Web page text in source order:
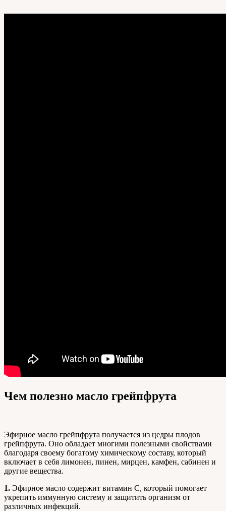
Чем полезно масло грейпфрута
Эфирное масло грейпфрута получается из цедры плодов
грейпфрута. Оно обладает многими полезными свойствами
благодаря своему богатому химическому составу, который
включает в себя лимонен, пинен, мирцен, камфен, сабинен и
другие вещества.
1. Эфирное масло содержит витамин С, который помогает
укрепить иммунную систему и защитить организм от
различных инфекций.